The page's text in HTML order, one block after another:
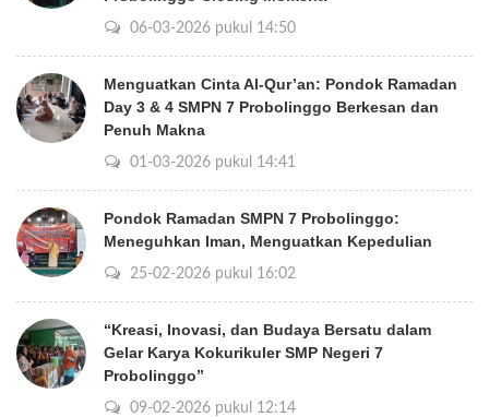
06-03-2026 pukul 14:50
Menguatkan Cinta Al-Qur’an: Pondok Ramadan
Day 3 & 4 SMPN 7 Probolinggo Berkesan dan
Penuh Makna
01-03-2026 pukul 14:41
Pondok Ramadan SMPN 7 Probolinggo:
Meneguhkan Iman, Menguatkan Kepedulian
25-02-2026 pukul 16:02
“Kreasi, Inovasi, dan Budaya Bersatu dalam
Gelar Karya Kokurikuler SMP Negeri 7
Probolinggo”
09-02-2026 pukul 12:14